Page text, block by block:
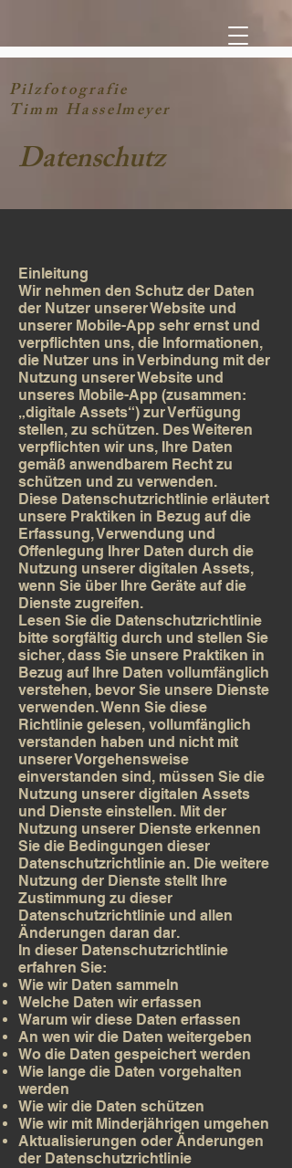
Pilzfotografie
Timm Hasselmeyer
Datenschutz
Einleitung
Wir nehmen den Schutz der Daten
der Nutzer unserer Website und
unserer Mobile-App sehr ernst und
verpflichten uns, die Informationen,
die Nutzer uns in Verbindung mit der
Nutzung unserer Website und
unseres Mobile-App (zusammen:
„digitale Assets“) zur Verfügung
stellen, zu schützen. Des Weiteren
verpflichten wir uns, Ihre Daten
gemäß anwendbarem Recht zu
schützen und zu verwenden.
Diese Datenschutzrichtlinie erläutert
unsere Praktiken in Bezug auf die
Erfassung, Verwendung und
Offenlegung Ihrer Daten durch die
Nutzung unserer digitalen Assets,
wenn Sie über Ihre Geräte auf die
Dienste zugreifen.
Lesen Sie die Datenschutzrichtlinie
bitte sorgfältig durch und stellen Sie
sicher, dass Sie unsere Praktiken in
Bezug auf Ihre Daten vollumfänglich
verstehen, bevor Sie unsere Dienste
verwenden. Wenn Sie diese
Richtlinie gelesen, vollumfänglich
verstanden haben und nicht mit
unserer Vorgehensweise
einverstanden sind, müssen Sie die
Nutzung unserer digitalen Assets
und Dienste einstellen. Mit der
Nutzung unserer Dienste erkennen
Sie die Bedingungen dieser
Datenschutzrichtlinie an. Die weitere
Nutzung der Dienste stellt Ihre
Zustimmung zu dieser
Datenschutzrichtlinie und allen
Änderungen daran dar.
In dieser Datenschutzrichtlinie
erfahren Sie:
Wie wir Daten sammeln
Welche Daten wir erfassen
Warum wir diese Daten erfassen
An wen wir die Daten weitergeben
Wo die Daten gespeichert werden
Wie lange die Daten vorgehalten
werden
Wie wir die Daten schützen
Wie wir mit Minderjährigen umgehen
Aktualisierungen oder Änderungen
der Datenschutzrichtlinie